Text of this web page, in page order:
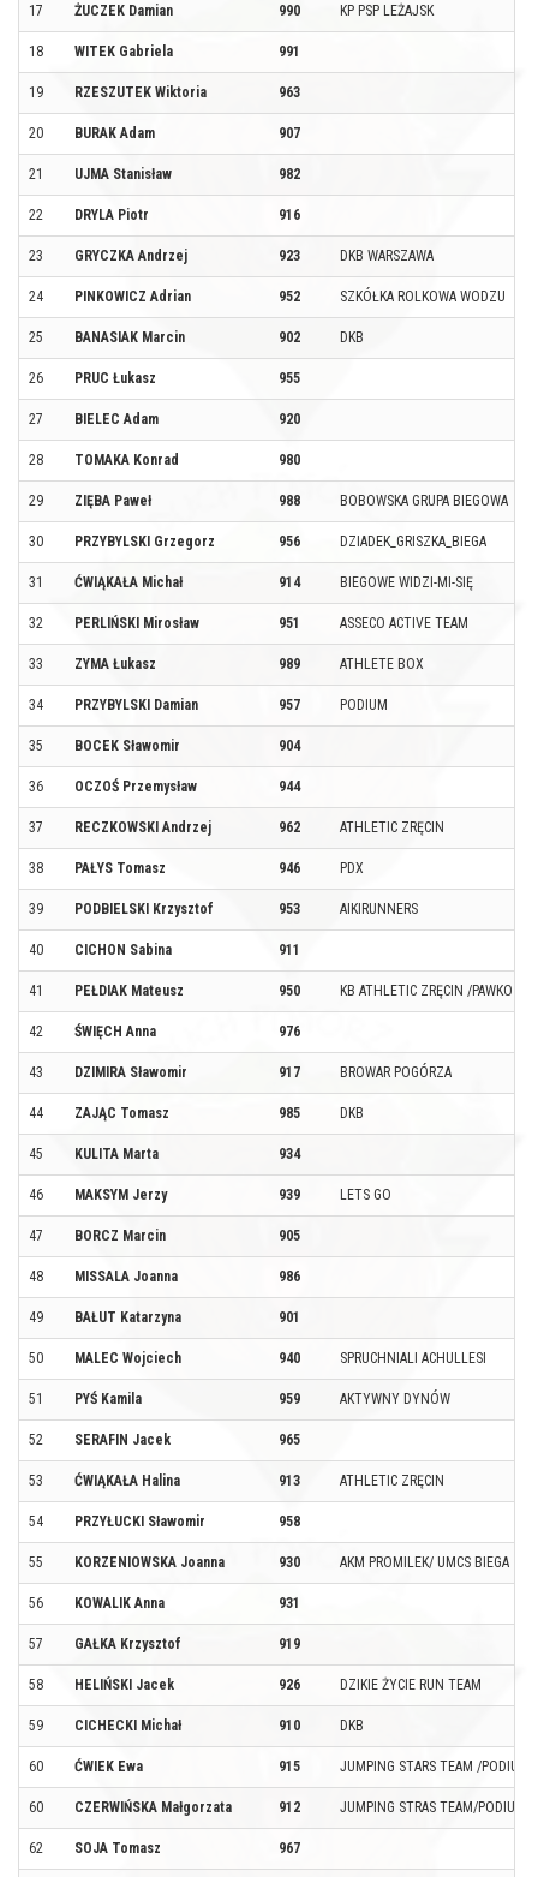
17 ŻUCZEK Damian 990 KP PSP LEŻAJSK
18 WITEK Gabriela 991
19 RZESZUTEK Wiktoria 963
20 BURAK Adam 907
21 UJMA Stanisław 982
22 DRYLA Piotr 916
23 GRYCZKA Andrzej 923 DKB WARSZAWA
24 PINKOWICZ Adrian 952 SZKÓŁKA ROLKOWA WODZU
25 BANASIAK Marcin 902 DKB
26 PRUC Łukasz 955
27 BIELEC Adam 920
28 TOMAKA Konrad 980
29 ZIĘBA Paweł 988 BOBOWSKA GRUPA BIEGOWA
30 PRZYBYLSKI Grzegorz 956 DZIADEK_GRISZKA_BIEGA
31 ĆWIĄKAŁA Michał 914 BIEGOWE WIDZI-MI-SIĘ
32 PERLIŃSKI Mirosław 951 ASSECO ACTIVE TEAM
33 ZYMA Łukasz 989 ATHLETE BOX
34 PRZYBYLSKI Damian 957 PODIUM
35 BOCEK Sławomir 904
36 OCZOŚ Przemysław 944
37 RECZKOWSKI Andrzej 962 ATHLETIC ZRĘCIN
38 PAŁYS Tomasz 946 PDX
39 PODBIELSKI Krzysztof 953 AIKIRUNNERS
40 CICHON Sabina 911
41 PEŁDIAK Mateusz 950 KB ATHLETIC ZRĘCIN /PAWKO
42 ŚWIĘCH Anna 976
43 DZIMIRA Sławomir 917 BROWAR POGÓRZA
44 ZAJĄC Tomasz 985 DKB
45 KULITA Marta 934
46 MAKSYM Jerzy 939 LETS GO
47 BORCZ Marcin 905
48 MISSALA Joanna 986
49 BAŁUT Katarzyna 901
50 MALEC Wojciech 940 SPRUCHNIALI ACHULLESI
51 PYŚ Kamila 959 AKTYWNY DYNÓW
52 SERAFIN Jacek 965
53 ĆWIĄKAŁA Halina 913 ATHLETIC ZRĘCIN
54 PRZYŁUCKI Sławomir 958
55 KORZENIOWSKA Joanna 930 AKM PROMILEK/ UMCS BIEGA
56 KOWALIK Anna 931
57 GAŁKA Krzysztof 919
58 HELIŃSKI Jacek 926 DZIKIE ŻYCIE RUN TEAM
59 CICHECKI Michał 910 DKB
60 ĆWIEK Ewa 915 JUMPING STARS TEAM /PODIUM
60 CZERWIŃSKA Małgorzata 912 JUMPING STRAS TEAM/PODIUM
62 SOJA Tomasz 967